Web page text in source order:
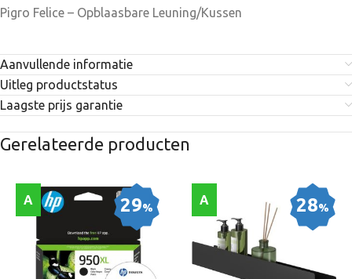
Pigro Felice – Opblaasbare Leuning/Kussen
Aanvullende informatie
Uitleg productstatus
Laagste prijs garantie
Gerelateerde producten
29%
A 28%
A